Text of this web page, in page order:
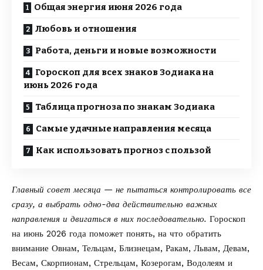
Общая энергия июня 2026 года
Любовь и отношения
Работа, деньги и новые возможности
Гороскоп для всех знаков Зодиака на
июнь 2026 года
Таблица прогноза по знакам Зодиака
Самые удачные направления месяца
Как использовать прогноз с пользой
Главный совет месяца — не пытаться контролировать все
сразу, а выбрать одно-два действительно важных
направления и двигаться в них последовательно. Гороскоп
на июнь 2026 года поможет понять, на что обратить
внимание Овнам, Тельцам, Близнецам, Ракам, Львам, Девам,
Весам, Скорпионам, Стрельцам, Козерогам, Водолеям и